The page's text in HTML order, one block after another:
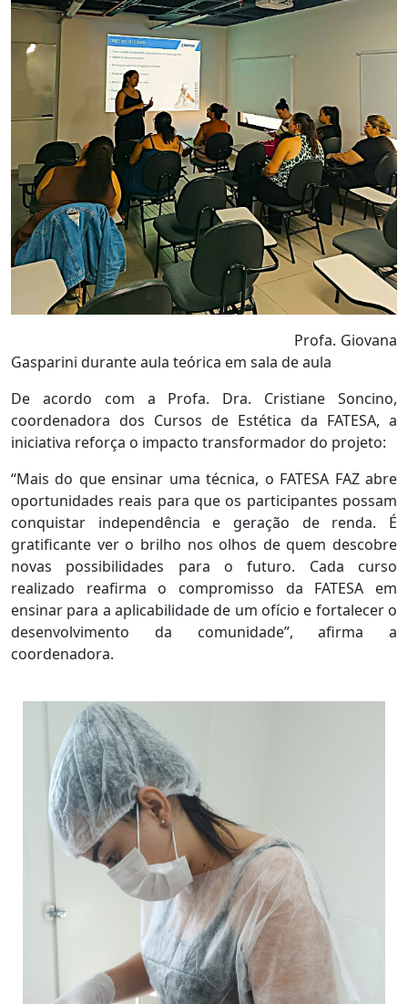
Profa. Giovana
Gasparini durante aula teórica em sala de aula
De acordo com a Profa. Dra. Cristiane Soncino,
coordenadora dos Cursos de Estética da FATESA, a
iniciativa reforça o impacto transformador do projeto:
“Mais do que ensinar uma técnica, o FATESA FAZ abre
oportunidades reais para que os participantes possam
conquistar independência e geração de renda. É
gratificante ver o brilho nos olhos de quem descobre
novas possibilidades para o futuro. Cada curso
realizado reafirma o compromisso da FATESA em
ensinar para a aplicabilidade de um ofício e fortalecer o
desenvolvimento da comunidade”, afirma a
coordenadora.